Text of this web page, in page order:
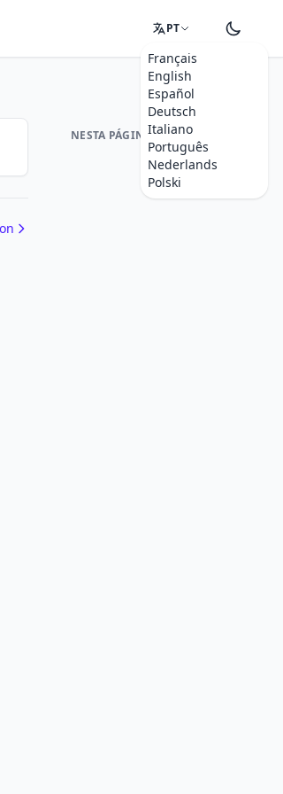
PT
Français
English
Español
Deutsch
Italiano
Português
Nederlands
Polski
NESTA PÁGINA